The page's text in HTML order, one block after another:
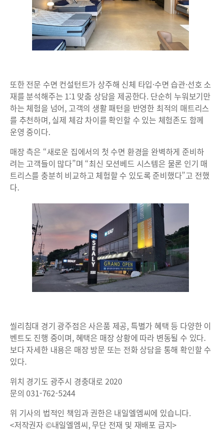
또한 전문 수면 컨설턴트가 상주해 신체 타입·수면 습관·선호 소
재를 분석해주는 1:1 맞춤 상담을 제공한다. 단순히 누워보기만
하는 체험을 넘어, 고객의 생활 패턴을 반영한 최적의 매트리스
를 추천하며, 실제 체감 차이를 확인할 수 있는 체험존도 함께
운영 중이다.
매장 측은 “새로운 집에서의 첫 수면 환경을 완벽하게 준비하
려는 고객들이 많다”며 “최신 모션베드 시스템은 물론 인기 매
트리스를 충분히 비교하고 체험할 수 있도록 준비했다”고 전했
다.
씰리침대 경기 광주점은 사은품 제공, 특별가 혜택 등 다양한 이
벤트도 진행 중이며, 혜택은 매장 상황에 따라 변동될 수 있다.
보다 자세한 내용은 매장 방문 또는 전화 상담을 통해 확인할 수
있다.
위치 경기도 광주시 경충대로 2020
문의 031-762-5244
위 기사의 법적인 책임과 권한은 내일엘엠씨에 있습니다.
<저작권자 ©내일엘엠씨, 무단 전재 및 재배포 금지>